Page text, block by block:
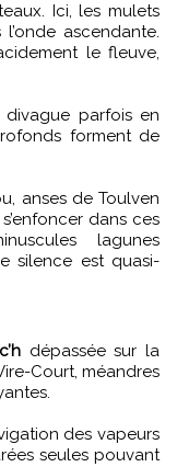
Ici, les mulets
ascendante.
le fleuve,
divague parfois en
forment de
anses de Toulven
dans ces
lagunes
silence est quasi-
dépassée sur la
Court, méandres
des vapeurs
seules pouvant